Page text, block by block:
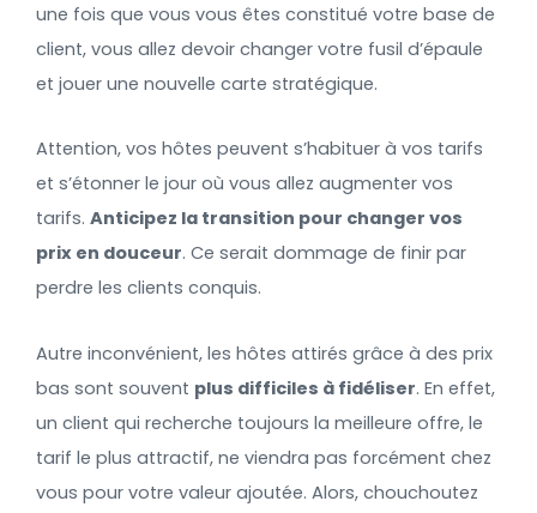
une fois que vous vous êtes constitué votre base de
client, vous allez devoir changer votre fusil d’épaule
et jouer une nouvelle carte stratégique.
Attention, vos hôtes peuvent s’habituer à vos tarifs
et s’étonner le jour où vous allez augmenter vos
tarifs. Anticipez la transition pour changer vos
prix en douceur. Ce serait dommage de finir par
perdre les clients conquis.
Autre inconvénient, les hôtes attirés grâce à des prix
bas sont souvent plus difficiles à fidéliser. En effet,
un client qui recherche toujours la meilleure offre, le
tarif le plus attractif, ne viendra pas forcément chez
vous pour votre valeur ajoutée. Alors, chouchoutez